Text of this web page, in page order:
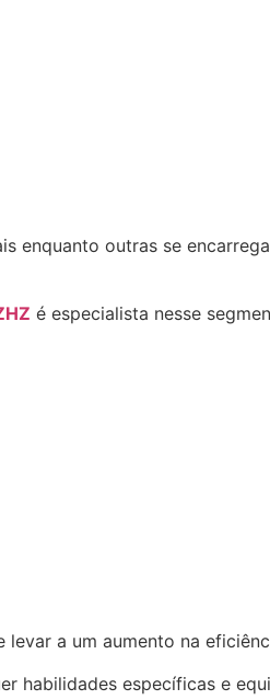
enquanto outras se
é especialista nesse
a um aumento na
habilidades específicas e